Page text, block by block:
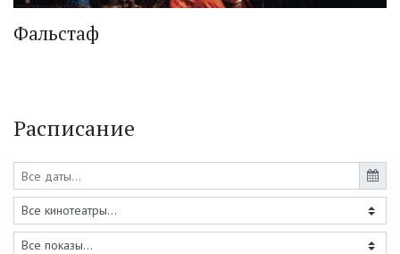
Фальстаф
Расписание